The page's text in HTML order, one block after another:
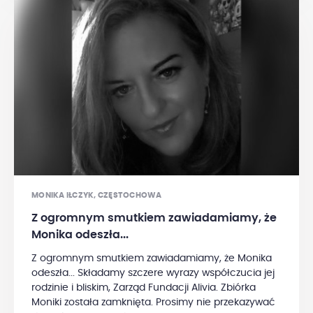
wspierająca otrzyma go w prezencie wraz z moimi
osobistymi podziękowaniami oraz możliwością
konsultacji mającej na celu poprawę komfortu
życia i zmniejszenie objawów ubocznych po
kolejnych cyklach chemioterapii. prof. dr hab. med.
Andrzej Gabrielangabriel@wp.pl
MONIKA IŁCZYK, CZĘSTOCHOWA
Z ogromnym smutkiem zawiadamiamy, że
Monika odeszła...
Z ogromnym smutkiem zawiadamiamy, że Monika
odeszła... Składamy szczere wyrazy współczucia jej
rodzinie i bliskim, Zarząd Fundacji Alivia. Zbiórka
Moniki została zamknięta. Prosimy nie przekazywać